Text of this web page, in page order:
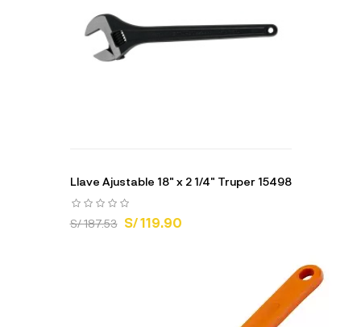
Llave Ajustable 18" x 2 1/4" Truper 15498
S/ 187.53 S/ 119.90